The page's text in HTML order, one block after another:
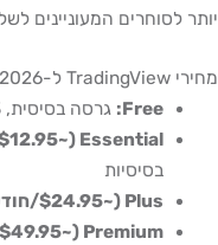
יותר לסוחרים המעוניינים
מחירי TradingView ל-2026
Free: גרסה בסיסית, 3 אינדיקטורים, נתונים מושהים
Essential (~$12.95/חודש):
בסיסיות
Plus (~$24.95/חודש):
Premium (~$49.95/חודש):